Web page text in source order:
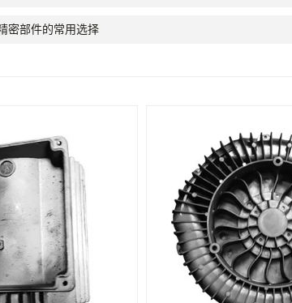
密部件的常用选择